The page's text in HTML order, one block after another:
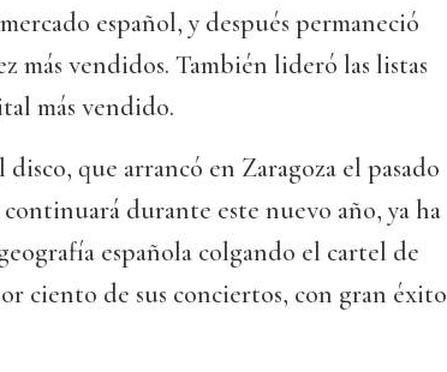
español, y después permaneció
más vendidos. También lideró las listas
más vendido.
que arrancó en Zaragoza el pasado
durante este nuevo año, ya ha
española colgando el cartel de
ciento de sus conciertos, con gran éxito